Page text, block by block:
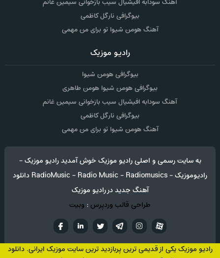
بیوگرافی نارگل کاظمی
آهنگ هومن شیوا تو برای من مهمی
رادیو موزیک
بیوگرافی هومن شیوا
بیوگرافی هومن شیوا هومن طاهری
آهنگ سودابه افیشیال سیب بازخوانی سیمین غانم
بیوگرافی نارگل کاظمی
آهنگ هومن شیوا تو برای من مهمی
به سایت رسمی و اصلی رادیو موزیک خوش آمدید رادیو موزیک -
رادیوموزیک - RadioMusic - Radio Music - Radiomusics دانلود
آهنگ جدید در رادیو موزیک
طراحی قالب وردپرس: وبیت
تويترتلگراماینستاگرام
آپارات
رادیو موزیک یکی از قدیمی ترین پربازدید ترین سایت موزیک ایرانی. دانلود